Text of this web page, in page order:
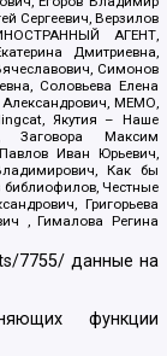
Сергеевич, Верзилов
АГЕНТ,
Дмитриевна,
Симонов
Соловьева Елена
МЕМО,
Якутия – Наше
Заговора Максим
Иван Юрьевич,
Как бы
библиофилов, Честные
Григорьева
, Гималова Регина
7755/ данные на
функции